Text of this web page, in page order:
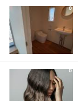
0
0